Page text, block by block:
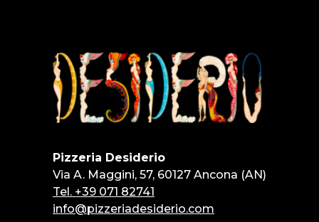
Pizzeria Desiderio
Via A. Maggini, 57, 60127 Ancona (AN)
Tel. +39 071 82741
info@pizzeriadesiderio.com